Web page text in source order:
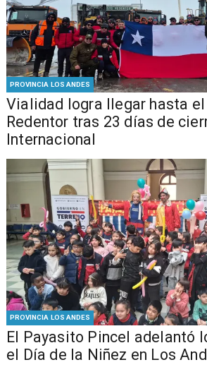
PROVINCIA LOS ANDES
Vialidad logra llegar hasta
Redentor tras 23 días de
Internacional
PROVINCIA LOS ANDES
El Payasito Pincel adelantó
el Día de la Niñez en Los